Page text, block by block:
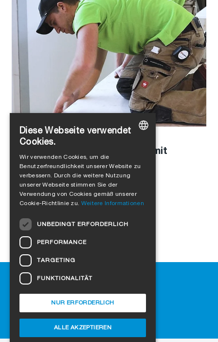
Stefanie Schaller
Modulbau mit Holz: Interview mit
Leopold Kasseckert
Hilfe
SIGA-Fachhändler finden
Häufig gestellte Fragen
Cookie-Einstellungen
ENGLISH
FRENCH
DANISH
Diese Webseite verwendet
Cookies.
Wir verwenden Cookies, um die
Benutzerfreundlichkeit unserer Website zu
verbessern. Durch die weitere Nutzung
unserer Webseite stimmen Sie der
Verwendung von Cookies gemäß unserer
Cookie-Richtlinie zu. Weitere Informationen
UNBEDINGT ERFORDERLICH
PERFORMANCE
TARGETING
FUNKTIONALITÄT
ALLE AKZEPTIEREN
NUR ERFORDERLICH